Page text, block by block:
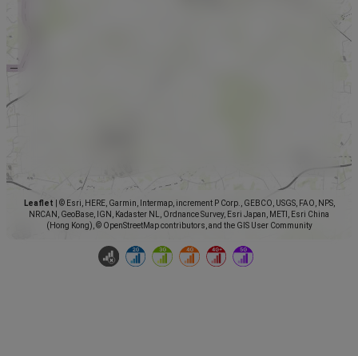
Leaflet
© Esri, HERE, Garmin, Intermap, increment P Corp., GEBCO, USGS, FAO, NPS,
NRCAN, GeoBase, IGN, Kadaster NL, Ordnance Survey, Esri Japan, METI, Esri China
(Hong Kong), © OpenStreetMap contributors, and the GIS User Community